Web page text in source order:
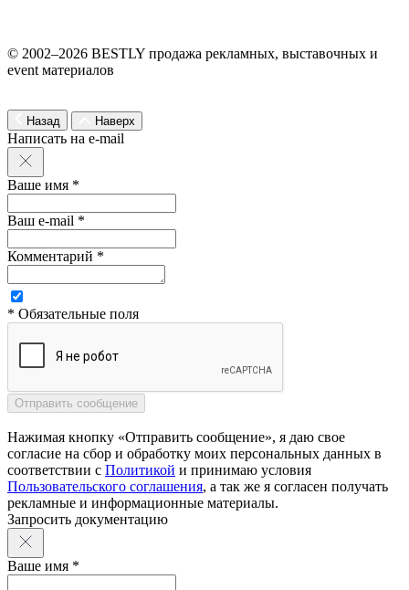
© 2002–2026 BESTLY продажа рекламных, выставочных и
event материалов
Назад Наверх
Написать на e-mail
Ваше имя *
Ваш e-mail *
Комментарий *
* Обязательные поля
Нажимая кнопку «Отправить сообщение», я даю свое
согласие на сбор и обработку моих персональных данных в
соответствии с Политикой и принимаю условия
Пользовательского соглашения, а так же я согласен получать
рекламные и информационные материалы.
Запросить документацию
Ваше имя *